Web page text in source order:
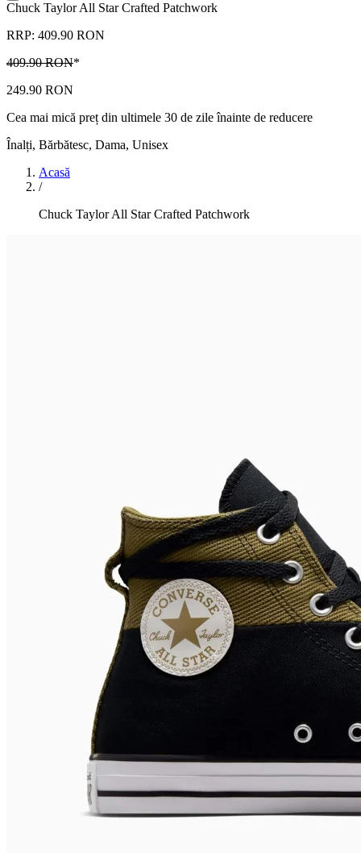
Chuck Taylor All Star Crafted Patchwork
RRP: 409.90 RON
409.90 RON*
249.90 RON
Cea mai mică preț din ultimele 30 de zile înainte de reducere
Înalți, Bărbătesc, Dama, Unisex
Acasă
/
Chuck Taylor All Star Crafted Patchwork